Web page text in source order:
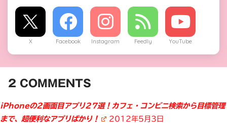
X Facebook Instagram Feedly YouTube
2 COMMENTS
iPhoneの2画面目アプリ27選！カフェ・コンビニ検索から目標管理
まで、超便利なアプリばかり！
2012年5月3日